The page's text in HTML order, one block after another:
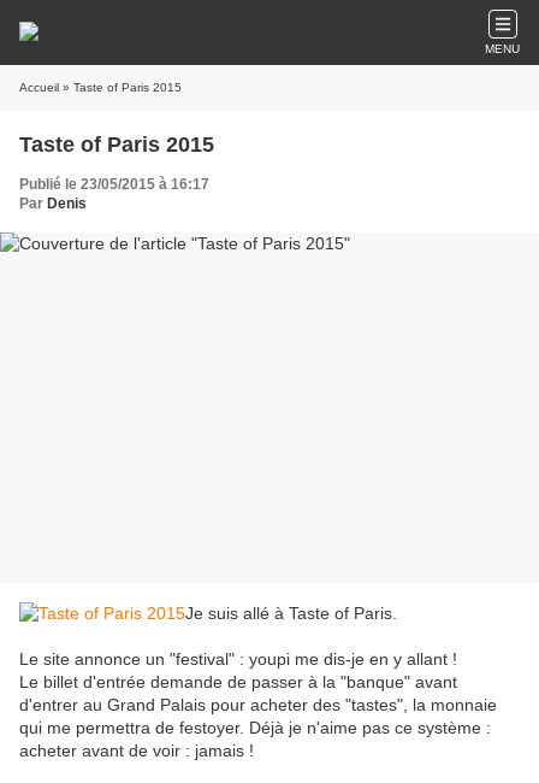
MENU
Accueil » Taste of Paris 2015
Taste of Paris 2015
Publié le 23/05/2015 à 16:17
Par Denis
Je suis allé à Taste of Paris.
Le site annonce un "festival" : youpi me dis-je en y allant !
Le billet d'entrée demande de passer à la "banque" avant
d'entrer au Grand Palais pour acheter des "tastes", la monnaie
qui me permettra de festoyer. Déjà je n'aime pas ce système :
acheter avant de voir : jamais !